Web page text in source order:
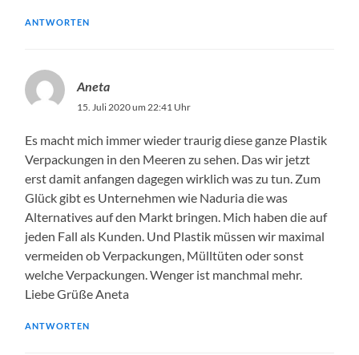
ANTWORTEN
Aneta
15. Juli 2020 um 22:41 Uhr
Es macht mich immer wieder traurig diese ganze Plastik
Verpackungen in den Meeren zu sehen. Das wir jetzt
erst damit anfangen dagegen wirklich was zu tun. Zum
Glück gibt es Unternehmen wie Naduria die was
Alternatives auf den Markt bringen. Mich haben die auf
jeden Fall als Kunden. Und Plastik müssen wir maximal
vermeiden ob Verpackungen, Mülltüten oder sonst
welche Verpackungen. Wenger ist manchmal mehr.
Liebe Grüße Aneta
ANTWORTEN